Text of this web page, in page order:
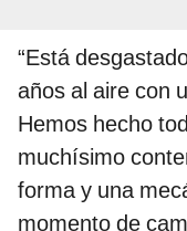
“Está
años al aire con
Hemos hecho
muchísimo
forma y una
momento de